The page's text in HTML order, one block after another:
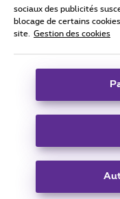
Tous droits réservés. ©
Conditions générales,
Coordonnées de
Boulevard du Roi
Carrier & Wholesale
|
|Sitemap
sociaux des publicités
blocage de certains
site.
Gestion des cookies